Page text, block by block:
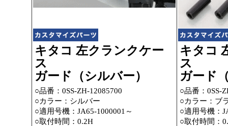
キタコ 左クランクケー
ス
ガード（シルバー）
○品番：0SS-ZH-12085700
○カラー：シルバー
○適用号機：JA65-1000001～
○取付時間：0.2H
キタコ
ス
ガード
○品番：0SS-
○カラー：ブ
○適用号機：
○取付時間：